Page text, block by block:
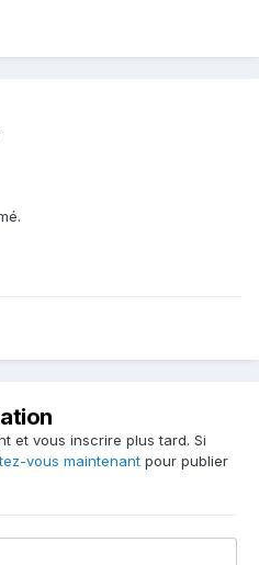
et vous inscrire plus tard. Si
vous maintenant pour publier